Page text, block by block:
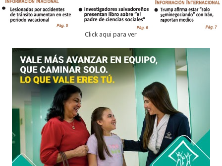
Click aqui para ver